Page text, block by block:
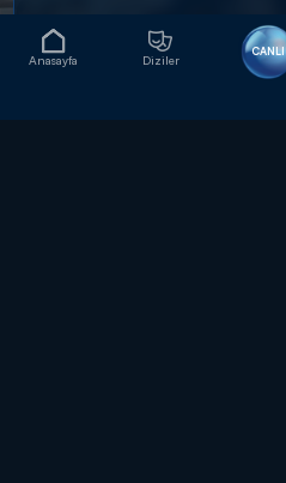
Anasayfa Diziler
CANLI